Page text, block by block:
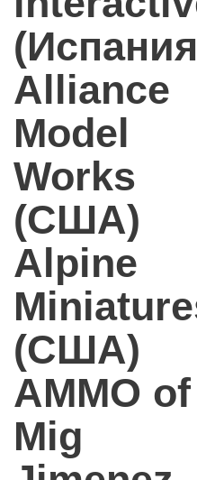
Alliance
Model
Works
(США)
Alpine
(США)
AMMO of
Mig